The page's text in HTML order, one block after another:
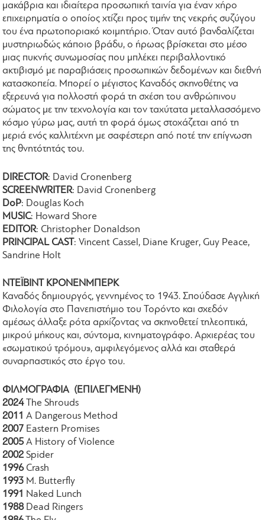
μακάβρια και ιδιαίτερα προσωπική ταινία για έναν χήρο
επιχειρηματία ο οποίος χτίζει προς τιμήν της νεκρής συζύγου
του ένα πρωτοποριακό κοιμητήριο. Όταν αυτό βανδαλίζεται
μυστηριωδώς κάποιο βράδυ, ο ήρωας βρίσκεται στο μέσο
μιας πυκνής συνωμοσίας που μπλέκει περιβαλλοντικό
ακτιβισμό με παραβιάσεις προσωπικών δεδομένων και διεθνή
κατασκοπεία. Μπορεί ο μέγιστος Καναδός σκηνοθέτης να
εξερευνά για πολλοστή φορά τη σχέση του ανθρώπινου
σώματος με την τεχνολογία και τον ταχύτατα μεταλλασσόμενο
κόσμο γύρω μας, αυτή τη φορά όμως στοχάζεται από τη
μεριά ενός καλλιτέχνη με σαφέστερη από ποτέ την επίγνωση
της θνητότητάς του.
DIRECTOR: David Cronenberg
SCREENWRITER: David Cronenberg
DoP: Douglas Koch
MUSIC: Howard Shore
EDITOR: Christopher Donaldson
PRINCIPAL CAST : Vincent Cassel, Diane Kruger, Guy Peace,
Sandrine Holt
ΝΤΕΪΒΙΝΤ ΚΡΟΝΕΝΜΠΕΡΚ
Καναδός δημιουργός, γεννημένος το 1943. Σπούδασε Αγγλική
Φιλολογία στο Πανεπιστήμιο του Τορόντο και σχεδόν
αμέσως άλλαξε ρότα αρχίζοντας να σκηνοθετεί τηλεοπτικά,
μικρού μήκους και, σύντομα, κινηματογράφο. Αρχιερέας του
«σωματικού τρόμου», αμφιλεγόμενος αλλά και σταθερά
συναρπαστικός στο έργο του.
ΦΙΛΜΟΓΡΑΦΙΑ (ΕΠΙΛΕΓΜΕΝΗ)
2024The Shrouds
2011 A Dangerous Method
2007 Eastern Promises
2005 A History of Violence
2002 Spider
1996Crash
1993 M. Butterfly
1991 Naked Lunch
1988Dead Ringers